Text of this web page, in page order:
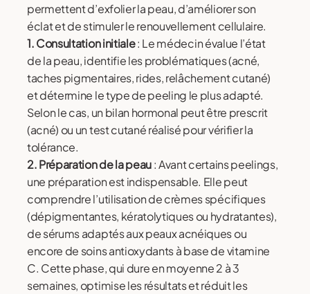
permettent d’exfolier la peau, d’améliorer son
éclat et de stimuler le renouvellement cellulaire.
1. Consultation initiale: Le médecin évalue l’état
de la peau, identifie les problématiques (acné,
taches pigmentaires, rides, relâchement cutané)
et détermine le type de peeling le plus adapté.
Selon le cas, un bilan hormonal peut être prescrit
(acné) ou un test cutané réalisé pour vérifier la
tolérance.
2. Préparation de la peau: Avant certains peelings,
une préparation est indispensable. Elle peut
comprendre l’utilisation de crèmes spécifiques
(dépigmentantes, kératolytiques ou hydratantes),
de sérums adaptés aux peaux acnéiques ou
encore de soins antioxydants à base de vitamine
C. Cette phase, qui dure en moyenne 2 à 3
semaines, optimise les résultats et réduit les